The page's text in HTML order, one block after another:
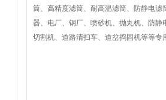
筒、高精度滤筒、耐高温滤筒、防静电
器、电厂、钢厂、喷砂机、抛丸机、防
切割机、道路清扫车、道岔捣固机等等专